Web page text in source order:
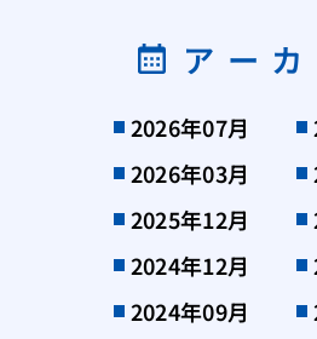
アー
2026年07月
2026年03月
2025年12月
2024年12月
2024年09月